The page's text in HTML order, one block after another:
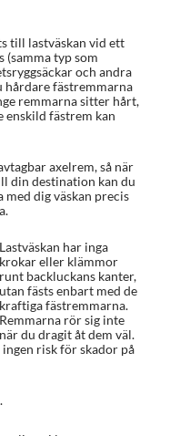
till lastväskan vid ett
(samma typ som
och andra
hårdare fästremmarna
remmarna sitter hårt,
enskild fästrem kan
axelrem, så när
din destination kan du
dig väskan precis
Lastväskan har inga
krokar eller klämmor
runt backluckans kanter,
utan fästs enbart med de
kraftiga fästremmarna.
Remmarna rör sig inte
när du dragit åt dem väl.
risk för skador på